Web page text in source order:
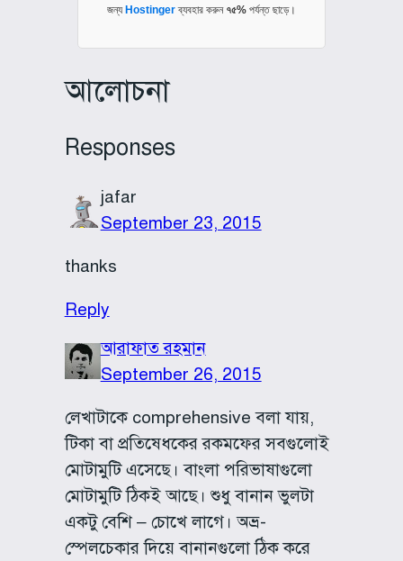
জন্যHostingerব্যবহার করুন ৭৫% পর্যন্ত ছাড়ে।
আলোচনা
Responses
jafar
September 23, 2015
thanks
Reply
আরাফাত রহমান
September 26, 2015
লেখাটাকে comprehensive বলা যায়,
টিকা বা প্রতিষেধকের রকমফের সবগুলোই
মোটামুটি এসেছে। বাংলা পরিভাষাগুলো
মোটামুটি ঠিকই আছে। শুধু বানান ভুলটা
একটু বেশি – চোখে লাগে। অভ্র-
স্পেলচেকার দিয়ে বানানগুলো ঠিক করে